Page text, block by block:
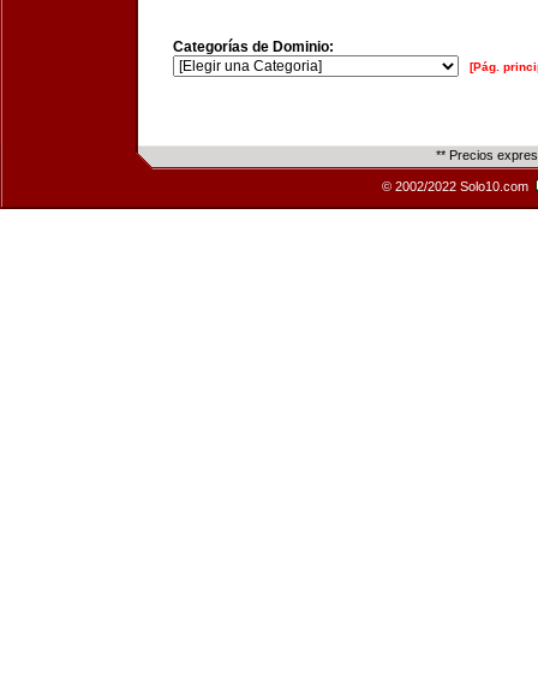
Categorías de Dominio:
[Pág.
** Precios
© 2002/2022 Solo10.com